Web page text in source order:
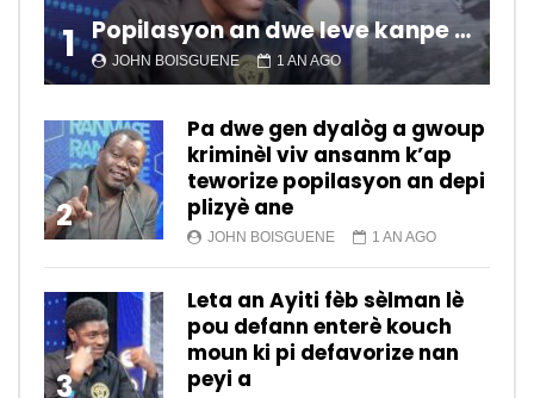
1 Popilasyon an dwe leve kanpe pou chanje sitiyasyon kawotik l’ap viv nan peyi a.
JOHN BOISGUENE 1 AN AGO
2
Pa dwe gen dyalòg a gwoup
kriminèl viv ansanm k’ap
teworize popilasyon an depi
plizyè ane
JOHN BOISGUENE 1 AN AGO
3
Leta an Ayiti fèb sèlman lè
pou defann enterè kouch
moun ki pi defavorize nan
peyi a